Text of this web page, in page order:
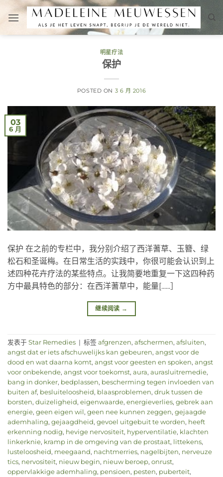
明星疗法
保护
POSTED ON 3 6 月 2016
03
6 月
保护 在之前的专栏中，我分别介绍了西洋蓍草、玉簪、绿
松石和圣诞梅。在日常生活的实践中，你很可能会认识到上
述四种花卉疗法的某些特点。让我简要地重复一下这四种药
方中最具特色的部分：在西洋蓍草中，能量[......］
继续阅读 →
发表于 Star Remedies | 标签 afgrenzen, afschermen, afsluiten,
angst dat er iets afschuwelijks kan gebeuren, angst voor de
dood en wat daarna komt, angst voor geesten en spoken, angst
voor onbekende, angst voor toekomst, aura, aurasluitremedie,
bang in donker, bedplassen, bescherming tegen invloeden van
buiten af, besluiteloosheid, blaasproblemen, druk tussen de
borsten, duizeligheid, eigenwaarde, energieverlies, gebrek aan
energie, geen eigen wil, geen nee kunnen zeggen, gejaagde
ademhaling, gejaagdheid, gevoel uitgebuit te worden, heeft
erkenning nodig, hevige nervositeit, hyperventilatie, klachten
linkerknie, kramp in de omgeving van de prostaat, littekens,
lusteloosheid, meegaand, nachtmerries, nagelbijten, nerveuze
tics, nervositeit, nieuw begin, nieuw beroep, onrust,
oppervlakkige ademhaling, pensioen, pesten, puberteit,